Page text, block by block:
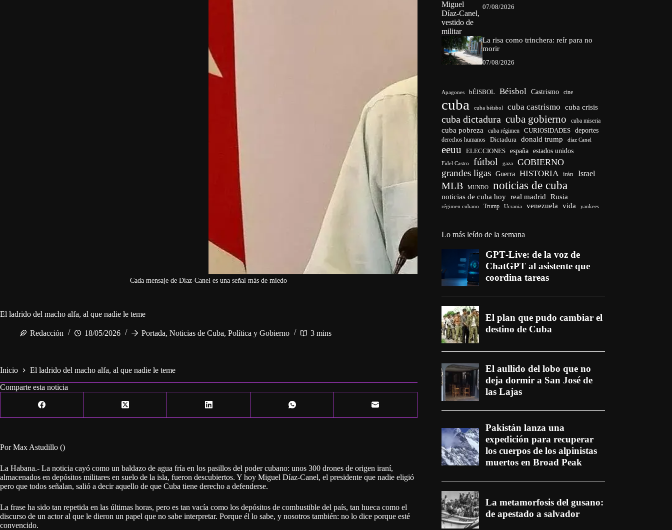
Cada mensaje de Díaz-Canel es una señal más de miedo
El ladrido del macho alfa, al que nadie le teme
Redacción 18/05/2026 Portada, Noticias de Cuba, Política y Gobierno 3 mins
Inicio
El ladrido del macho alfa, al que nadie le teme
Comparte esta noticia
Por Max Astudillo ()
La Habana.- La noticia cayó como un baldazo de agua fría en los pasillos del poder cubano: unos 300 drones de origen iraní,
almacenados en depósitos militares en suelo de la isla, fueron descubiertos. Y hoy Miguel Díaz-Canel, el presidente que nadie eligió
pero que todos señalan, salió a decir aquello de que Cuba tiene derecho a defenderse.
La frase ha sido tan repetida en las últimas horas, pero es tan vacía como los depósitos de combustible del país, tan hueca como el
discurso de un actor al que le dieron un papel que no sabe interpretar. Porque él lo sabe, y nosotros también: no lo dice porque esté
convencido.
07/08/2026
La risa como trinchera: reír para no
morir
07/08/2026
Apagones bÉISBOL Béisbol Castrismo cine
cuba cuba béisbol cuba castrismo cuba crisis
cuba dictadura cuba gobierno cuba miseria
cuba pobreza cuba régimen CURIOSIDADES deportes
derechos humanos Dictadura donald trump díaz Canel
eeuu ELECCIONES españa estados unidos
Fidel Castro fútbol gaza GOBIERNO
grandes ligas Guerra HISTORIA irán Israel
MLB MUNDO noticias de cuba
noticias de cuba hoy real madrid Rusia
régimen cubano Trump Ucrania venezuela vida yankees
Lo más leído de la semana